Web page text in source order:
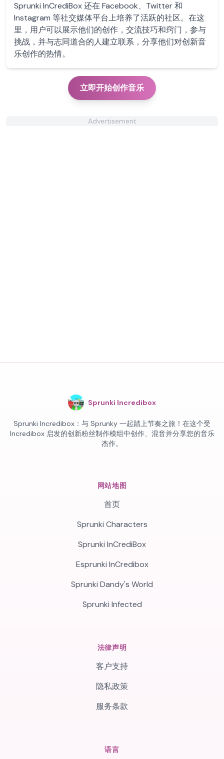
Sprunki InCrediBox 还在 Facebook、Twitter 和
Instagram 等社交媒体平台上培养了活跃的社区。在这
里，用户可以展示他们的创作，交流技巧和窍门，参与
挑战，并与志同道合的人建立联系，分享他们对创新音
乐创作的热情。
立即开始创作音乐
Advertisement
Sprunki Incredibox
Sprunki Incredibox：与 Sprunky 一起踏上节奏之旅！在这个受
Incredibox 启发的创新粉丝制作模组中创作、混音并分享您的音乐
杰作。
网站地图
首页
Sprunki Characters
Sprunki InCrediBox
Esprunki InCredibox
Sprunki Dandy's World
Sprunki Infected
法律声明
客户支持
隐私政策
服务条款
语言